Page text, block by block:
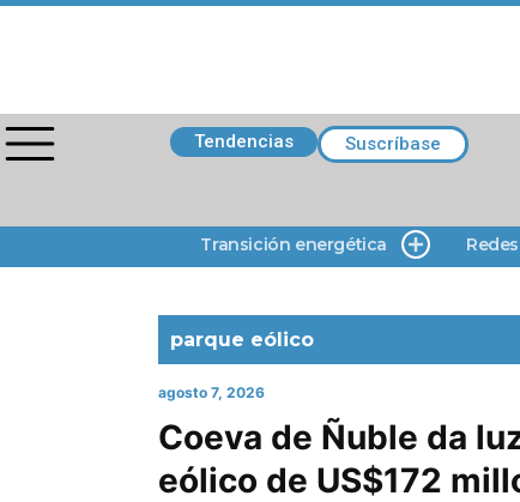
Tendencias Suscríbase
Transición energética
parque eólico
agosto 7, 2026
Coeva de Ñuble da
eólico de US$172